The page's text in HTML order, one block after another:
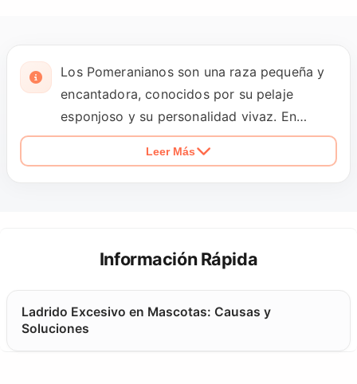
Los Pomeranianos son una raza pequeña y
encantadora, conocidos por su pelaje
esponjoso y su personalidad vivaz. En
nuestra sección de ventas en petopic.com,
solo trabajamos con criadores profesionales
Pomeranianos vienen con garantía de salud
y documentación de vacunación, lo que
y feliz. Además, ofrecemos diferentes
opciones de pago para facilitar tu compra y
Leer Más
Información Rápida
Ladrido Excesivo en Mascotas: Causas y
Soluciones